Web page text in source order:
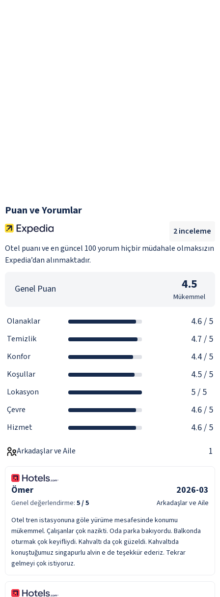
Puan ve Yorumlar
Otel puanı ve en güncel 100 yorum hiçbir müdahale olmaksızın
Expedia’dan alınmaktadır.
2inceleme
Genel Puan 4.5
Mükemmel
Olanaklar 4.6/ 5
Temizlik 4.7 / 5
Konfor 4.4/ 5
Koşullar 4.5/ 5
Lokasyon 5/ 5
Çevre 4.6/ 5
Hizmet 4.6/ 5
Arkadaşlar ve Aile 1
Ömer 2026-03
Genel değerlendirme: 5/ 5
Arkadaşlar ve Aile
Otel tren istasyonuna göle yürüme mesafesinde konumu
mükemmel. Çalışanlar çok nazikti. Oda parka bakıyordu. Balkonda
oturmak çok keyifliydi. Kahvaltı da çok güzeldi. Kahvaltıda
konuştuğumuz singapurlu alvin e de teşekkür ederiz. Tekrar
gelmeyi çok istiyoruz.